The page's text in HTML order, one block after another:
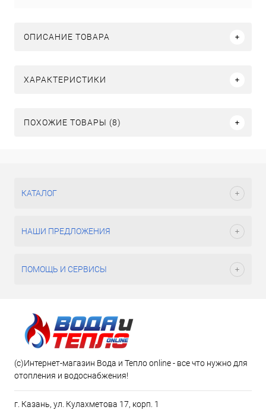
ОПИСАНИЕ ТОВАРА
ХАРАКТЕРИСТИКИ
ПОХОЖИЕ ТОВАРЫ (8)
КАТАЛОГ
НАШИ ПРЕДЛОЖЕНИЯ
ПОМОЩЬ И СЕРВИСЫ
(c)Интернет-магазин Вода и Тепло online - все что нужно для
отопления и водоснабжения!
г. Казань, ул. Кулахметова 17, корп. 1